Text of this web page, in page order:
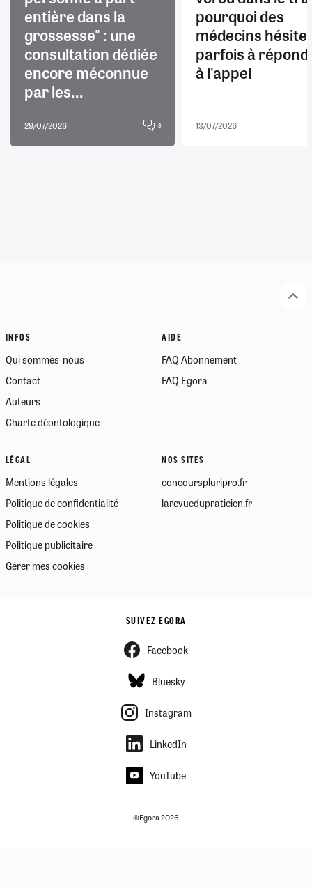
entière dans la
grossesse" : une
consultation dédiée
encore méconnue
par les...
29/07/2026 8
pourquoi des
médecins
parfois à
à l'appel
13/07/2026
INFOS
Qui sommes-nous
Contact
Auteurs
Charte déontologique
AIDE
FAQ Abonnement
FAQ Egora
LÉGAL
Mentions légales
Politique de confidentialité
Politique de cookies
Politique publicitaire
Gérer mes cookies
NOS SITES
concourspluripro.fr
larevuedupraticien.fr
SUIVEZ EGORA
Facebook
Bluesky
Instagram
LinkedIn
YouTube
©Egora 2026